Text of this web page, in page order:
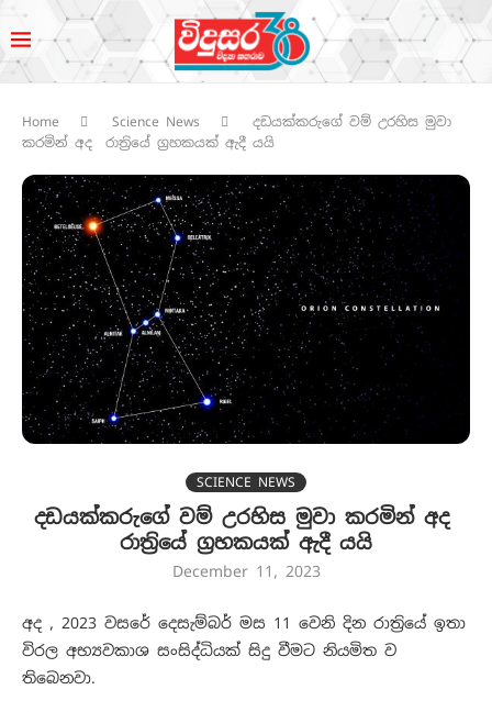
Home Science News
දඩයක්කරුගේ වම් උරහිස මුවා
කරමින් අද රාත්‍රියේ ග්‍රහකයක් ඇදී යයි
SCIENCE NEWS
දඩයක්කරුගේ වම් උරහිස මුවා කරමින් අද
රාත්‍රියේ ග්‍රහකයක් ඇදී යයි
December 11, 2023
අද , 2023 වසරේ දෙසැම්බර් මස 11 වෙනි දින රාත්‍රියේ ඉතා
විරල අභ්‍යවකාශ සංසිද්ධියක් සිදු වීමට නියමිත ව
තිබෙනවා.